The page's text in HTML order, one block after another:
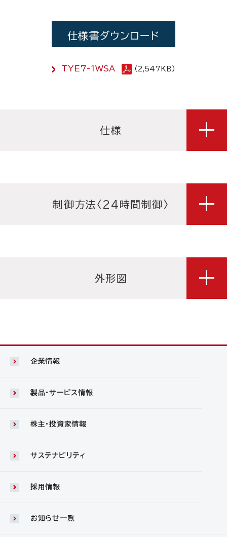
仕様書ダウンロード
TYE7-1WSA （2,547KB）
仕様
制御方法〈24時間制御〉
外形図
企業情報
製品・サービス情報
株主・投資家情報
サステナビリティ
採用情報
お知らせ一覧